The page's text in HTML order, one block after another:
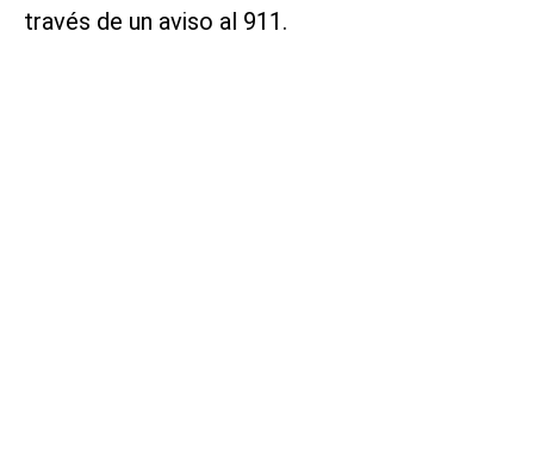
través de un aviso al 911.